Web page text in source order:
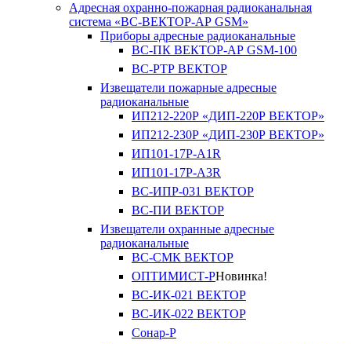
Адресная охранно-пожарная радиоканальная
система «ВС-ВЕКТОР-АР GSM»
Приборы адресные радиоканальные
ВС-ПК ВЕКТОР-АР GSM-100
ВС-РТР ВЕКТОР
Извещатели пожарные адресные
радиоканальные
ИП212-220Р «ДИП-220Р ВЕКТОР»
ИП212-230Р «ДИП-230Р ВЕКТОР»
ИП101-17Р-A1R
ИП101-17Р-A3R
ВС-ИПР-031 ВЕКТОР
ВС-ПИ ВЕКТОР
Извещатели охранные адресные
радиоканальные
ВС-СМК ВЕКТОР
ОПТИМИСТ-РНовинка!
ВС-ИК-021 ВЕКТОР
ВС-ИК-022 ВЕКТОР
Сонар-Р